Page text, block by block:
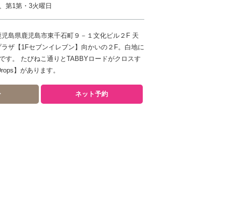
第1第・3火曜日
島県鹿児島市東千石町９－１文化ビル２F 天
ザ【1Fセブンイレブン】向かいの２F。白地に
す。 たびねこ通りとTABBYロードがクロスす
】があります。
ネット予約